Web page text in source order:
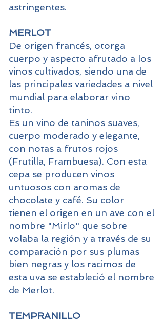
astringentes.
MERLOT
De origen francés, otorga
cuerpo y aspecto afrutado a los
vinos cultivados, siendo una de
las principales variedades a nivel
mundial para elaborar vino
tinto.
Es un vino de taninos suaves,
cuerpo moderado y elegante,
con notas a frutos rojos
(Frutilla, Frambuesa). Con esta
cepa se producen vinos
untuosos con aromas de
chocolate y café. Su color
tienen el origen en un ave con el
nombre "Mirlo" que sobre
volaba la región y a través de su
comparación por sus plumas
bien negras y los racimos de
esta uva se estableció el nombre
de Merlot.
TEMPRANILLO